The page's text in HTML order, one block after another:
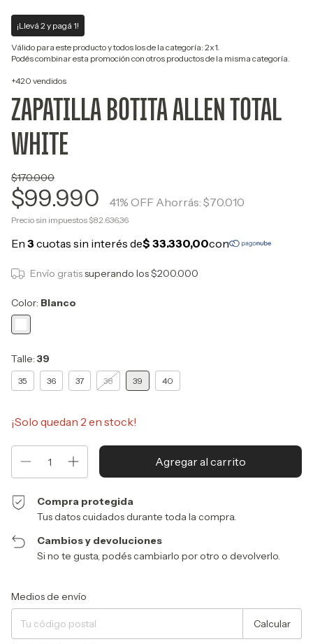
¡Llevá 2 y pagá 1!
Válido para este producto y todos los de la categoría: 2x1.
Podés combinar esta promoción con otros productos de la misma categoría.
+420 vendidos
ZAPATILLA BOTITA ALLEN TOTAL
WHITE
$170.000
$99.990 41% OFF Ahorrás: $70.010
Precio sin impuestos $82.636,36
Envío gratissuperando los$200.000
Color: Blanco
Talle: 39
35 36 37 38 39 40
¡Solo quedan 2 en stock!
Compra protegida
Tus datos cuidados durante toda la compra.
Cambios y devoluciones
Si no te gusta, podés cambiarlo por otro o devolverlo.
Entregas para el CP:
Medios de envío
Calcular